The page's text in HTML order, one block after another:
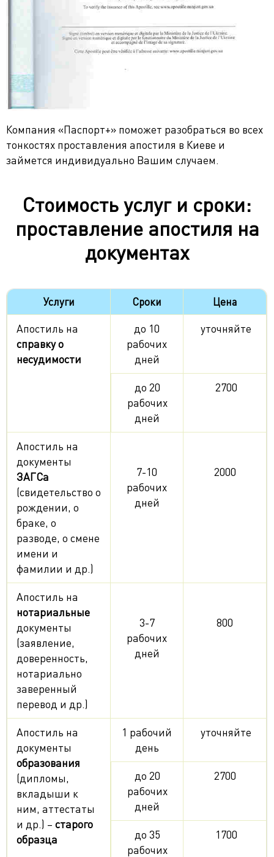
Компания «Паспорт+» поможет разобраться во всех
тонкостях проставления апостиля в Киеве и
займется индивидуально Вашим случаем.
Стоимость услуг и сроки:
проставление апостиля на
документах
Услуги Сроки Цена
Апостиль на
справку о
несудимости
до 10
рабочих
дней
уточняйте
до 20
рабочих
дней
2700
Апостиль на
документы
ЗАГСа
(свидетельство о
рождении, о
браке, о
разводе, о смене
имени и
фамилии и др.)
7-10
рабочих
дней
2000
Апостиль на
нотариальные
документы
(заявление,
доверенность,
нотариально
заверенный
перевод и др.)
3-7
рабочих
дней
800
Апостиль на
документы
образования
(дипломы,
вкладыши к
ним, аттестаты
и др.) –старого
образца
1 рабочий
день
уточняйте
до 20
рабочих
дней
2700
до 35
рабочих
1700